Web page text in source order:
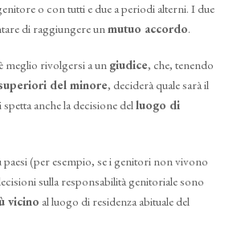
o con tutti e due a periodi alterni. I due
di raggiungere unmutuo accordo.
meglio rivolgersi a un giudice, che, tenendo
del minore, deciderà quale sarà il
anche la decisione delluogo di
(per esempio, se i genitori non vivono
sulla responsabilità genitoriale sono
vicino al luogo di residenza abituale del